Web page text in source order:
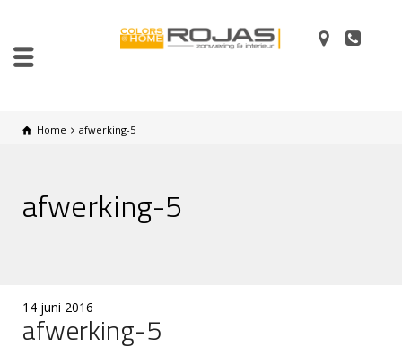
Home afwerking-5
afwerking-5
14 juni 2016
afwerking-5